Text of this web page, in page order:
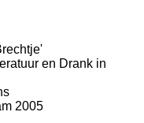
en Drank in
2005